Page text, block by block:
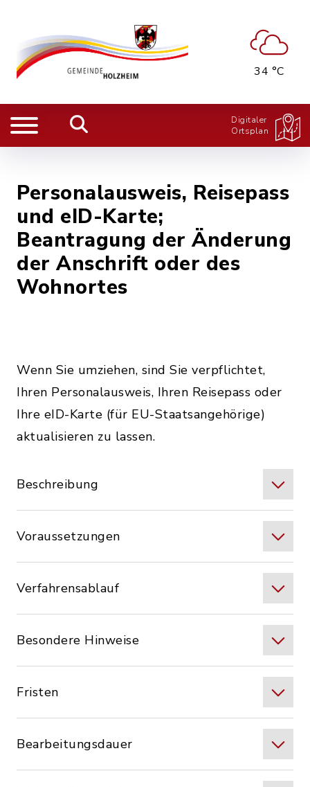
34 °C
Digitaler
Ortsplan
Personalausweis, Reisepass
und eID-Karte;
Beantragung der Änderung
der Anschrift oder des
Wohnortes
Wenn Sie umziehen, sind Sie verpflichtet,
Ihren Personalausweis, Ihren Reisepass oder
Ihre eID-Karte (für EU-Staatsangehörige)
aktualisieren zu lassen.
Beschreibung
Voraussetzungen
Verfahrensablauf
Besondere Hinweise
Fristen
Bearbeitungsdauer